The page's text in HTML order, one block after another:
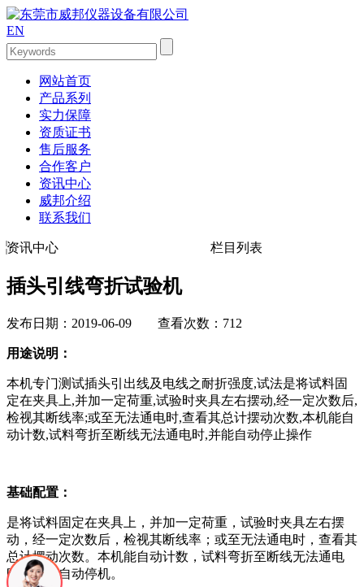
EN
网站首页
产品系列
实力保障
资质证书
售后服务
合作客户
资讯中心
威邦介绍
联系我们
资讯中心 栏目列表
插头引线弯折试验机
发布日期：2019-06-09 查看次数：712
用途说明：
本机专门测试插头引出线及电线之耐折强度,试法是将试料固
定在夹具上,并加一定荷重,试验时夹具左右摆动,经一定次数后,
检视其断线率;或至无法通电时,查看其总计摆动次数,本机能自
动计数,试料弯折至断线无法通电时,并能自动停止操作
基础配置：
是将试料固定在夹具上，并加一定荷重，试验时夹具左右摆
动，经一定次数后，检视其断线率；或至无法通电时，查看其
总计摆动次数。本机能自动计数，试料弯折至断线无法通电
时，并能自动停机。